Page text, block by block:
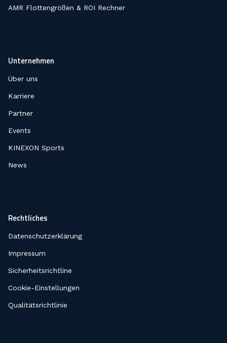
AMR Flottengrößen & ROI Rechner
Unternehmen
Über uns
Karriere
Partner
Events
KINEXON Sports
News
Rechtliches
Datenschutzerklärung
Impressum
Sicherheitsrichtline
Cookie-Einstellungen
Qualitätsrichtlinie